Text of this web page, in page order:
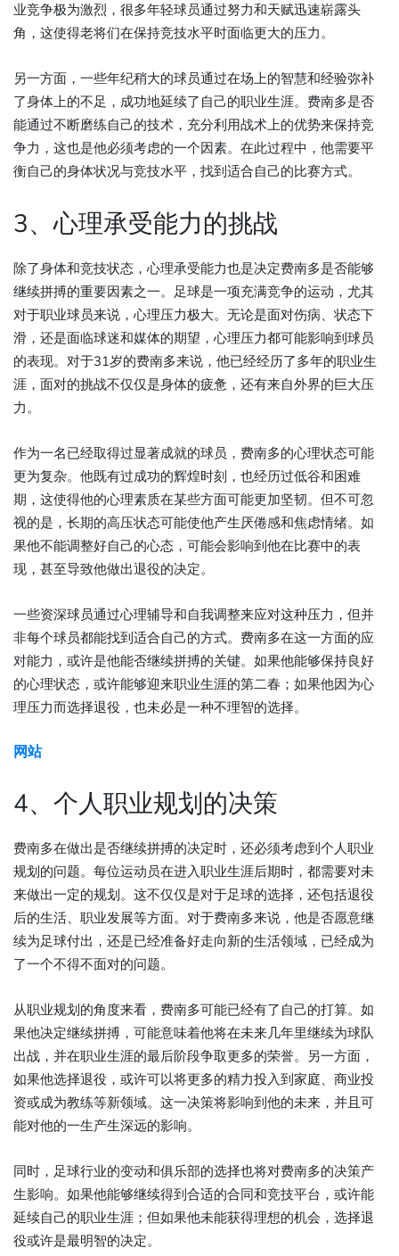
业竞争极为激烈，很多年轻球员通过努力和天赋迅速崭露头
角，这使得老将们在保持竞技水平时面临更大的压力。
另一方面，一些年纪稍大的球员通过在场上的智慧和经验弥补
了身体上的不足，成功地延续了自己的职业生涯。费南多是否
能通过不断磨练自己的技术，充分利用战术上的优势来保持竞
争力，这也是他必须考虑的一个因素。在此过程中，他需要平
衡自己的身体状况与竞技水平，找到适合自己的比赛方式。
3、心理承受能力的挑战
除了身体和竞技状态，心理承受能力也是决定费南多是否能够
继续拼搏的重要因素之一。足球是一项充满竞争的运动，尤其
对于职业球员来说，心理压力极大。无论是面对伤病、状态下
滑，还是面临球迷和媒体的期望，心理压力都可能影响到球员
的表现。对于31岁的费南多来说，他已经经历了多年的职业生
涯，面对的挑战不仅仅是身体的疲惫，还有来自外界的巨大压
力。
作为一名已经取得过显著成就的球员，费南多的心理状态可能
更为复杂。他既有过成功的辉煌时刻，也经历过低谷和困难
期，这使得他的心理素质在某些方面可能更加坚韧。但不可忽
视的是，长期的高压状态可能使他产生厌倦感和焦虑情绪。如
果他不能调整好自己的心态，可能会影响到他在比赛中的表
现，甚至导致他做出退役的决定。
一些资深球员通过心理辅导和自我调整来应对这种压力，但并
非每个球员都能找到适合自己的方式。费南多在这一方面的应
对能力，或许是他能否继续拼搏的关键。如果他能够保持良好
的心理状态，或许能够迎来职业生涯的第二春；如果他因为心
理压力而选择退役，也未必是一种不理智的选择。
网站
4、个人职业规划的决策
费南多在做出是否继续拼搏的决定时，还必须考虑到个人职业
规划的问题。每位运动员在进入职业生涯后期时，都需要对未
来做出一定的规划。这不仅仅是对于足球的选择，还包括退役
后的生活、职业发展等方面。对于费南多来说，他是否愿意继
续为足球付出，还是已经准备好走向新的生活领域，已经成为
了一个不得不面对的问题。
从职业规划的角度来看，费南多可能已经有了自己的打算。如
果他决定继续拼搏，可能意味着他将在未来几年里继续为球队
出战，并在职业生涯的最后阶段争取更多的荣誉。另一方面，
如果他选择退役，或许可以将更多的精力投入到家庭、商业投
资或成为教练等新领域。这一决策将影响到他的未来，并且可
能对他的一生产生深远的影响。
同时，足球行业的变动和俱乐部的选择也将对费南多的决策产
生影响。如果他能够继续得到合适的合同和竞技平台，或许能
延续自己的职业生涯；但如果他未能获得理想的机会，选择退
役或许是最明智的决定。